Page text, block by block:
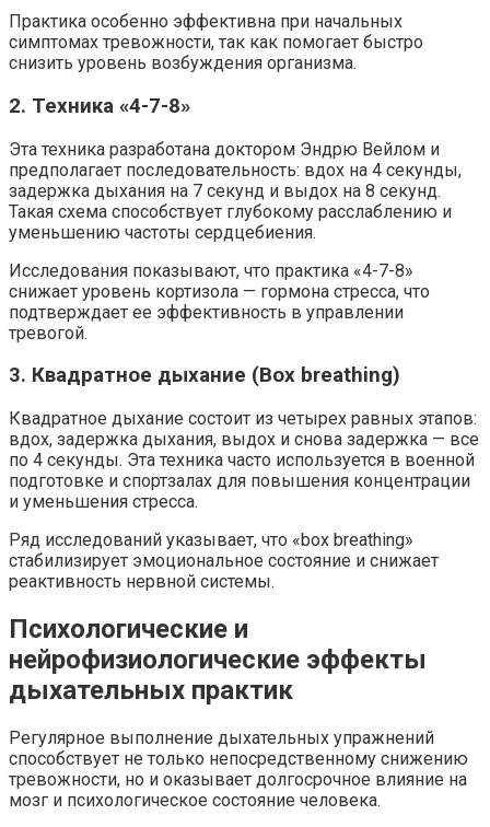
Практика особенно эффективна при начальных
симптомах тревожности, так как помогает быстро
снизить уровень возбуждения организма.
2. Техника «4-7-8»
Эта техника разработана доктором Эндрю Вейлом и
предполагает последовательность: вдох на 4 секунды,
задержка дыхания на 7 секунд и выдох на 8 секунд.
Такая схема способствует глубокому расслаблению и
уменьшению частоты сердцебиения.
Исследования показывают, что практика «4-7-8»
снижает уровень кортизола — гормона стресса, что
подтверждает ее эффективность в управлении
тревогой.
3. Квадратное дыхание (Box breathing)
Квадратное дыхание состоит из четырех равных этапов:
вдох, задержка дыхания, выдох и снова задержка — все
по 4 секунды. Эта техника часто используется в военной
подготовке и спортзалах для повышения концентрации
и уменьшения стресса.
Ряд исследований указывает, что «box breathing»
стабилизирует эмоциональное состояние и снижает
реактивность нервной системы.
Психологические и
нейрофизиологические эффекты
дыхательных практик
Регулярное выполнение дыхательных упражнений
способствует не только непосредственному снижению
тревожности, но и оказывает долгосрочное влияние на
мозг и психологическое состояние человека.